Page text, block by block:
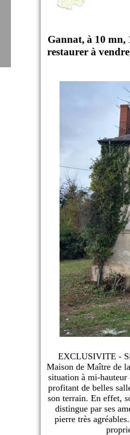
Gannat, à 10 mn,
restaurer à
EXCLUSIVITE -
Maison de Maître de
situation à mi-hauteur
profitant de belles
son terrain. En effet,
distingue par ses
pierre très